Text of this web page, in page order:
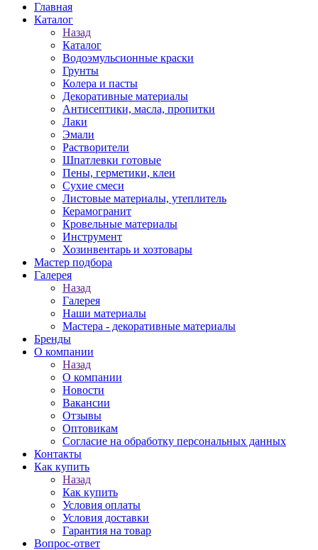
Главная
Каталог
Назад
Каталог
Водоэмульсионные краски
Грунты
Колера и пасты
Декоративные материалы
Антисептики, масла, пропитки
Лаки
Эмали
Растворители
Шпатлевки готовые
Пены, герметики, клеи
Сухие смеси
Листовые материалы, утеплитель
Керамогранит
Кровельные материалы
Инструмент
Хозинвентарь и хозтовары
Мастер подбора
Галерея
Назад
Галерея
Наши материалы
Мастера - декоративные материалы
Бренды
О компании
Назад
О компании
Новости
Вакансии
Отзывы
Оптовикам
Cогласие на обработку персональных данных
Контакты
Как купить
Назад
Как купить
Условия оплаты
Условия доставки
Гарантия на товар
Вопрос-ответ